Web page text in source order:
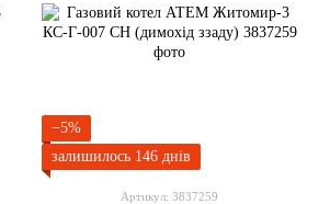
−5%
залишилось 146 днів
Артикул: 3837259